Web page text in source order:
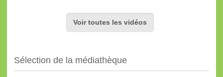
Voir toutes les vidéos
Sélection de la médiathèque